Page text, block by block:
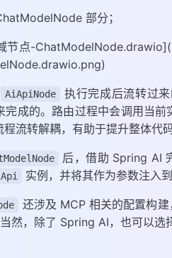
部分；
节点-ChatModelNode.drawio](
AiApiNode 执行完成后流转过
完成的。路由过程中会调用当前
流转解耦，有助于提升整体代
后，借助 Spring AI
实例，并将其作为参数注入到
还涉及 MCP 相关的配置构
然，除了 Spring AI，也可以